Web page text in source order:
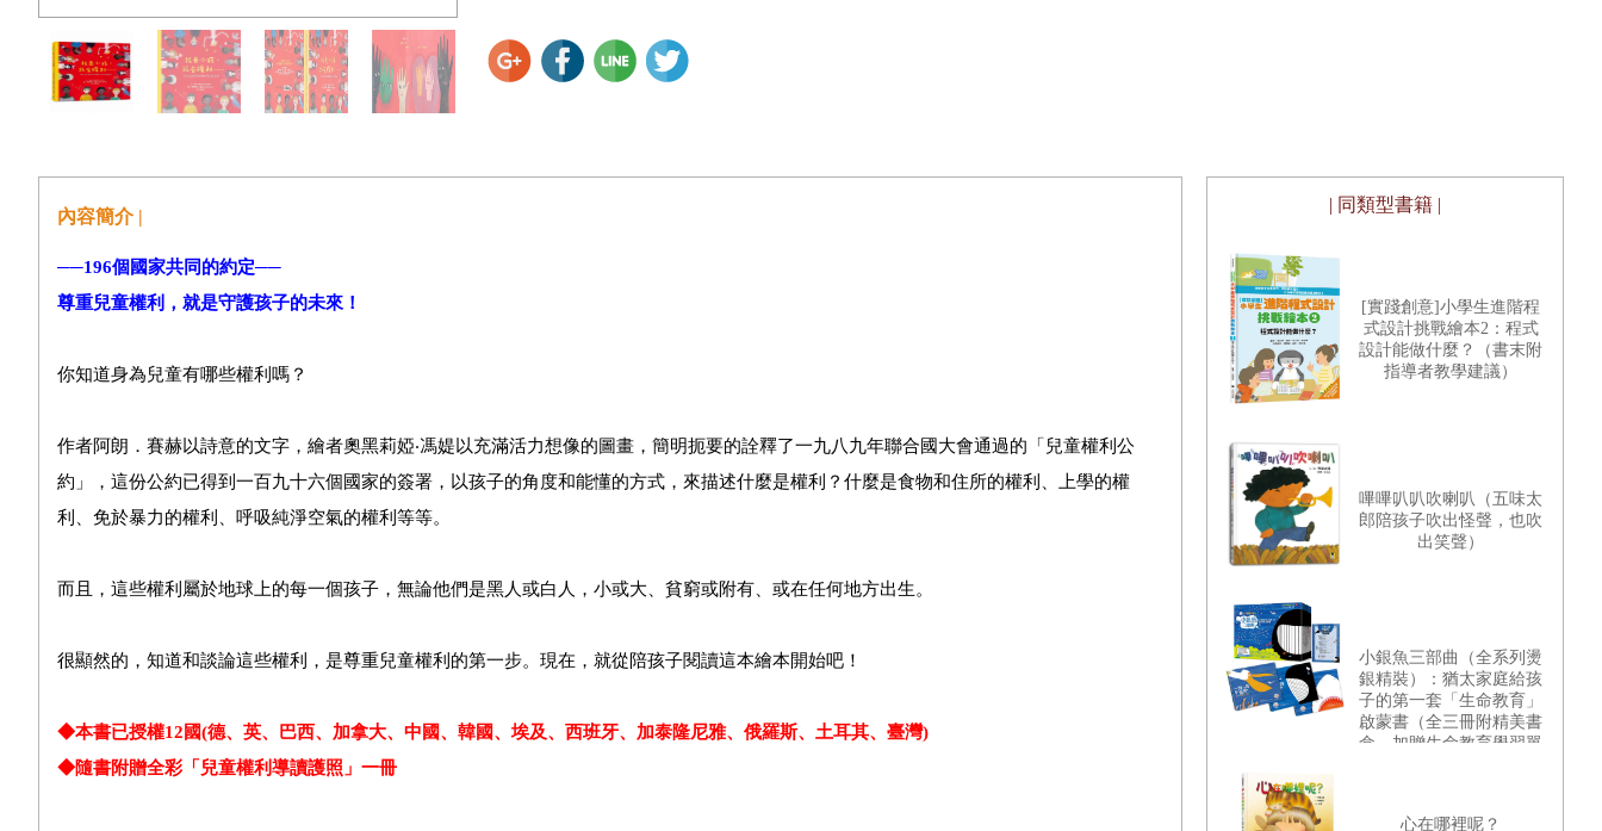
內容簡介 |
──196個國家共同的約定──
尊重兒童權利，就是守護孩子的未來！
你知道身為兒童有哪些權利嗎？
作者阿朗．賽赫以詩意的文字，繪者奧黑莉婭‧馮媞以充滿活力想像的圖畫，簡明扼要的詮釋了一九八九年聯合國大會通過的「兒童權利公
約」，這份公約已得到一百九十六個國家的簽署，以孩子的角度和能懂的方式，來描述什麼是權利？什麼是食物和住所的權利、上學的權
利、免於暴力的權利、呼吸純淨空氣的權利等等。
而且，這些權利屬於地球上的每一個孩子，無論他們是黑人或白人，小或大、貧窮或附有、或在任何地方出生。
很顯然的，知道和談論這些權利，是尊重兒童權利的第一步。現在，就從陪孩子閱讀這本繪本開始吧！
◆本書已授權12國(德、英、巴西、加拿大、中國、韓國、埃及、西班牙、加泰隆尼雅、俄羅斯、土耳其、臺灣)
◆隨書附贈全彩「兒童權利導讀護照」一冊
| 同類型書籍 |
[實踐創意]小學生進階程
式設計挑戰繪本2：程式
設計能做什麼？（書末附
指導者教學建議）
嗶嗶叭叭吹喇叭（五味太
郎陪孩子吹出怪聲，也吹
出笑聲）
小銀魚三部曲（全系列燙
銀精裝）：猶太家庭給孩
子的第一套「生命教育」
啟蒙書（全三冊附精美書
盒，加贈生命教育學習單
心在哪裡呢？